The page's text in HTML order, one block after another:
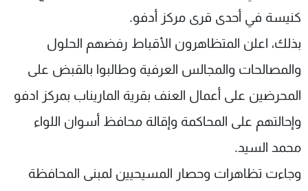
كنيسة في أحدى قرى مركز أدفو.
بذلك، اعلن المتظاهرون الأقباط رفضهم الحلول
والمصالحات والمجالس العرفية وطالبوا بالقبض على
المحرضين على أعمال العنف بقرية الماريناب بمركز ادفو
وإحالتهم على المحاكمة وإقالة محافظ أسوان اللواء
محمد السيد.
وجاءت تظاهرات وحصار المسيحيين لمبنى المحافظة
منوعات رياضة
كأس العالم
البرامج
جدول البرامج
شاهد البرامج